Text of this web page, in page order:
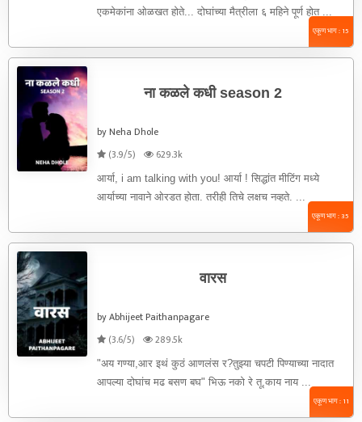
एकमेकांना ओळखत होते... दोघांच्या मैत्रीला ६ महिने पूर्ण होत ...
एकूण भाग : 15
ना कळले कधी season 2
by Neha Dhole
(3.9/5)
629.3k
आर्या, i am talking with you! आर्या ! सिद्धांत मीटिंग मध्ये
आर्याच्या नावाने ओरडत होता. तरीही तिचे लक्षच नव्हते. ...
एकूण भाग : 35
वारस
by Abhijeet Paithanpagare
(3.6/5)
289.5k
"अय गण्या,आर इथं कुठं आणलंस र?तुझ्या चपटी पिण्याच्या नादात
आपल्या दोघांच मढ बसण बघ" भिऊ नको रे तू,काय नाय ...
एकूण भाग : 11